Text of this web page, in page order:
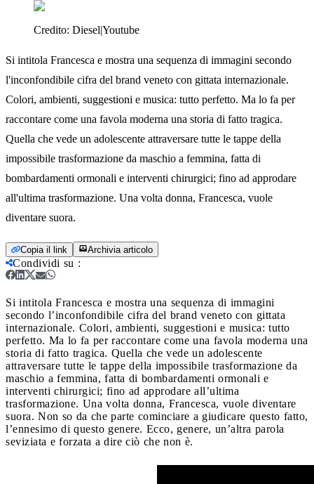
Credito: Diesel|Youtube
Si intitola Francesca e mostra una sequenza di immagini secondo
l'inconfondibile cifra del brand veneto con gittata internazionale.
Colori, ambienti, suggestioni e musica: tutto perfetto. Ma lo fa per
raccontare come una favola moderna una storia di fatto tragica.
Quella che vede un adolescente attraversare tutte le tappe della
impossibile trasformazione da maschio a femmina, fatta di
bombardamenti ormonali e interventi chirurgici; fino ad approdare
all'ultima trasformazione. Una volta donna, Francesca, vuole
diventare suora.
Copia il link Archivia articolo
Condividi su :
Si intitola Francesca e mostra una sequenza di immagini
secondo l’inconfondibile cifra del brand veneto con gittata
internazionale. Colori, ambienti, suggestioni e musica: tutto
perfetto. Ma lo fa per raccontare come una favola moderna una
storia di fatto tragica. Quella che vede un adolescente
attraversare tutte le tappe della impossibile trasformazione da
maschio a femmina, fatta di bombardamenti ormonali e
interventi chirurgici; fino ad approdare all’ultima
trasformazione. Una volta donna, Francesca, vuole diventare
suora. Non so da che parte cominciare a giudicare questo fatto,
l’ennesimo di questo genere. Ecco, genere, un’altra parola
seviziata e forzata a dire ciò che non è.